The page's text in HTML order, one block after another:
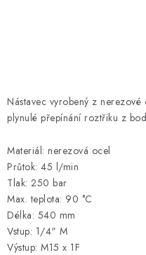
Nástavec vyrobený z nerezové
plynulé přepínání roztřiku z
Materiál: nerezová ocel
Průtok: 45 l/min
Tlak: 250 bar
Max. teplota: 90 °C
Délka: 540 mm
Vstup: 1/4" M
Výstup: M15 x 1F